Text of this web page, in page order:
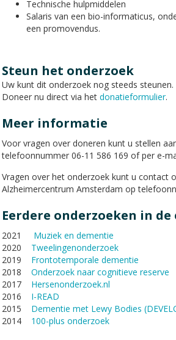
Technische hulpmiddelen
Salaris van een bio-informaticus,
een promovendus.
Steun het onderzoek
Uw kunt dit onderzoek nog steeds steunen.
Doneer nu direct via het donatieformulier.
Meer informatie
Voor vragen over doneren kunt u stellen
telefoonnummer 06-11 586 169 of per e-
Vragen over het onderzoek kunt u contact
Alzheimercentrum Amsterdam op
Eerdere onderzoeken in
2021 Muziek en dementie
2020 Tweelingenonderzoek
2019 Frontotemporale dementie
2018 Onderzoek naar cognitieve reserve
2017 Hersenonderzoek.nl
2016 I-READ
2015 Dementie met Lewy Bodies
2014 100-plus onderzoek